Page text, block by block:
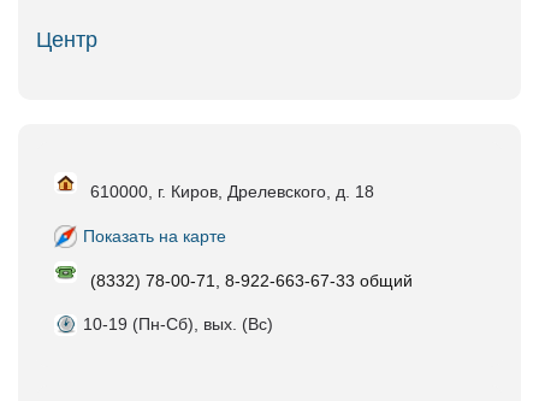
Центр
610000, г. Киров, Дрелевского, д. 18
Показать на карте
(8332) 78-00-71, 8-922-663-67-33 общий
10-19 (Пн-Сб), вых. (Вс)